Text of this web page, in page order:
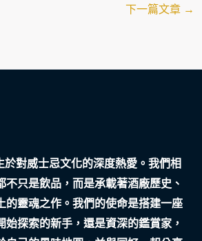
下一篇文章 →
對威士忌文化的深度熱愛。我們相
不只是飲品，而是承載著酒廠歷史、
的靈魂之作。我們的使命是搭建一座
始探索的新手，還是資深的鑑賞家，